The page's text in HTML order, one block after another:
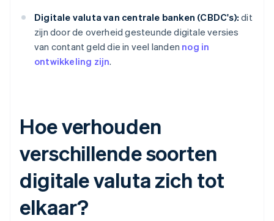
Digitale valuta van centrale banken (CBDC's): dit
zijn door de overheid gesteunde digitale versies
van contant geld die in veel landen nog in
ontwikkeling zijn.
Hoe verhouden
verschillende soorten
digitale valuta zich tot
elkaar?